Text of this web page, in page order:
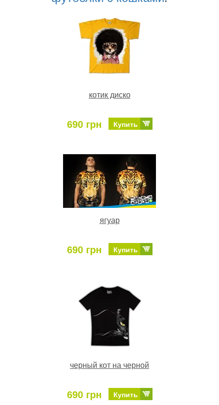
котик диско
690 грн Купить
ягуар
690 грн Купить
черный кот на черной
690 грн Купить